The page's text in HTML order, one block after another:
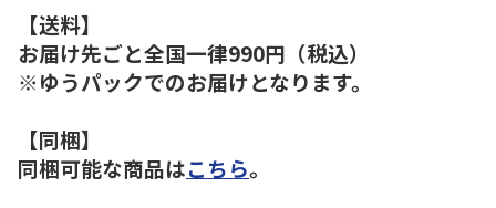
【送料】
お届け先ごと全国一律990円（税込）
※ゆうパックでのお届けとなります。
【同梱】
同梱可能な商品はこちら。